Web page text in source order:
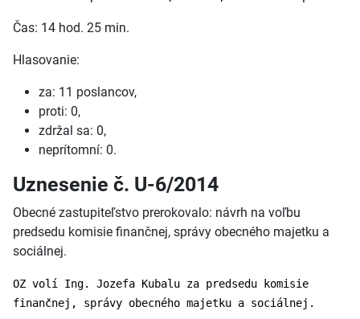
Čas: 14 hod. 25 min.
Hlasovanie:
za: 11 poslancov,
proti: 0,
zdržal sa: 0,
neprítomní: 0.
Uznesenie č. U-6/2014
Obecné zastupiteľstvo prerokovalo: návrh na voľbu
predsedu komisie finančnej, správy obecného majetku a
sociálnej.
OZ volí Ing. Jozefa Kubalu za predsedu komisie
finančnej, správy obecného majetku a sociálnej.